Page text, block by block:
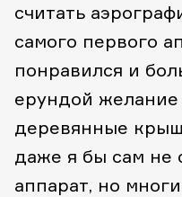
считать
самого первого
понравился и
ерундой желание
деревянные
даже я бы сам не
аппарат, но